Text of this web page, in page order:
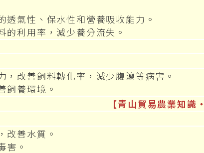
透氣性、保水性和營養吸收能力。
的利用率，減少養分流失。
，改善飼料轉化率，減少腹瀉等病害。
飼養環境。
【青山貿易農業知識
改善水質。
害。